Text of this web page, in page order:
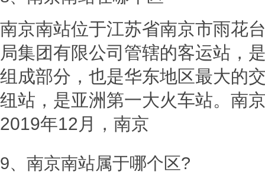
南京南站位于江苏省南京市雨花
局集团有限公司管辖的客运站，
组成部分，也是华东地区最大的
纽站，是亚洲第一大火车站。南
2019年12月，南京
9、南京南站属于哪个区?